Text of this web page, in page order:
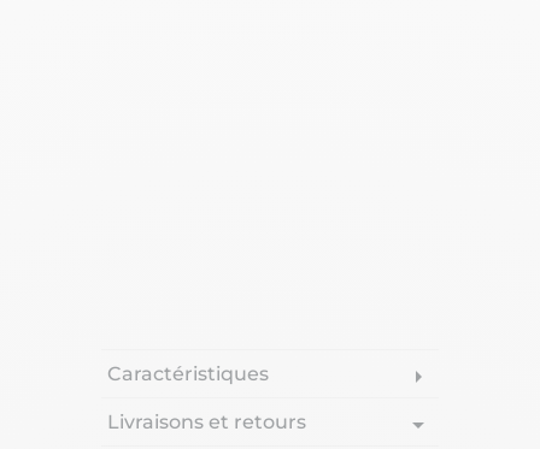
Caractéristiques arrow_right
Livraisons et retours arrow_drop_down